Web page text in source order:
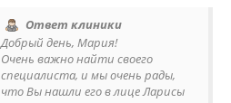
Ответ клиники
Добрый день, Мария!
Очень важно найти своего
специалиста, и мы очень рады,
что Вы нашли его в лице Ларисы